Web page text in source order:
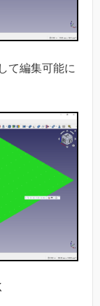
て編集可能に